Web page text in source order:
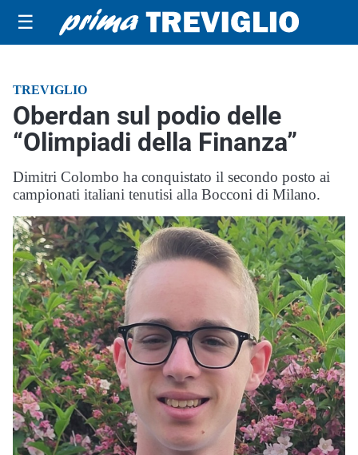
☰
TREVIGLIO
Oberdan sul podio delle
“Olimpiadi della Finanza”
Dimitri Colombo ha conquistato il secondo posto ai
campionati italiani tenutisi alla Bocconi di Milano.